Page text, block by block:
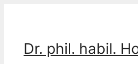
Dr. phil. habil.